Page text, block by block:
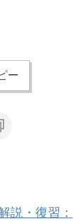
ー
説・復習：